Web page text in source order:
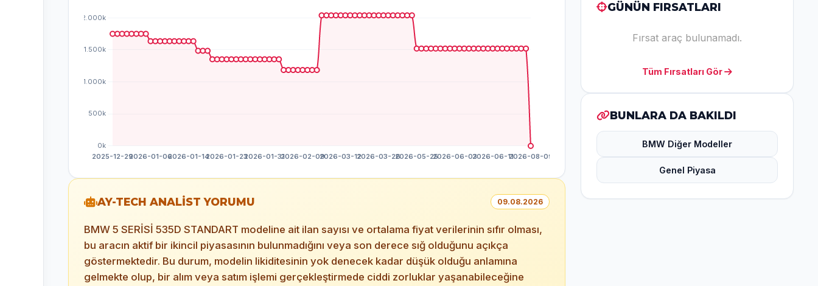
AY-TECH ANALİST YORUMU 09.08.2026
BMW 5 SERİSİ 535D STANDART modeline ait ilan sayısı ve ortalama fiyat verilerinin sıfır olması,
bu aracın aktif bir ikincil piyasasının bulunmadığını veya son derece sığ olduğunu açıkça
göstermektedir. Bu durum, modelin likiditesinin yok denecek kadar düşük olduğu anlamına
gelmekte olup, bir alım veya satım işlemi gerçekleştirmede ciddi zorluklar yaşanabileceğine
GÜNÜN FIRSATLARI
Fırsat araç bulunamadı.
Tüm Fırsatları Gör
BUNLARA DA BAKILDI
BMW Diğer Modeller
Genel Piyasa